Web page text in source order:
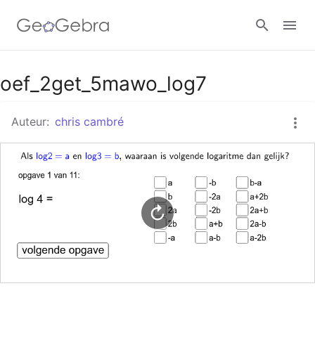
Google Classroom
GeoGebra Klaslokaal
Aanmelden
oef_2get_5mawo_log7
Auteur: chris cambré